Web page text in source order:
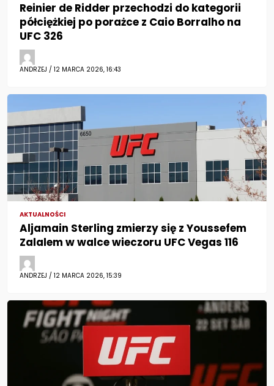
Reinier de Ridder przechodzi do kategorii
półciężkiej po porażce z Caio Borralho na
UFC 326
ANDRZEJ / 12 MARCA 2026, 16:43
AKTUALNOŚCI
Aljamain Sterling zmierzy się z Youssefem
Zalalem w walce wieczoru UFC Vegas 116
ANDRZEJ / 12 MARCA 2026, 15:39